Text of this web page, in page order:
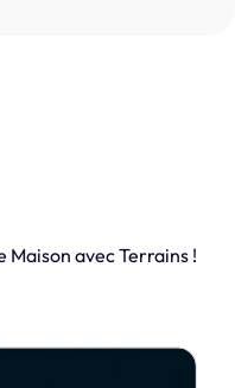
Maison avec Terrains !